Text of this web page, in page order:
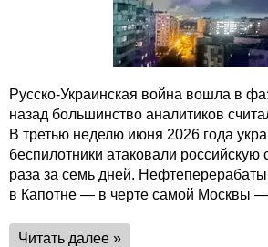
Русско-Украинская война вошла в
назад большинство аналитиков
В третью неделю июня 2026 года
беспилотники атаковали российскую
раза за семь дней.
в Капотне — в черте самой Москвы —
Читать далее »